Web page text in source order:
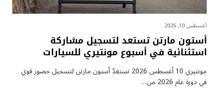
أغسطس 10, 2026
أستون مارتن تستعد لتسجيل مشاركة
استثنائية في أسبوع مونتيري للسيارات
مونتيري 10 أغسطس 2026 تستعدّ أستون مارتن لتسجيل حضور قوي
في دورة عام 2026 من…